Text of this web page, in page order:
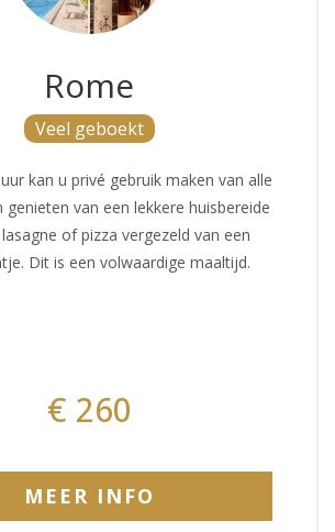
Rome
Veel geboekt
kan u privé gebruik maken van alle
genieten van een lekkere huisbereide
of pizza vergezeld van een
Dit is een volwaardige maaltijd.
€ 260
MEER INFO